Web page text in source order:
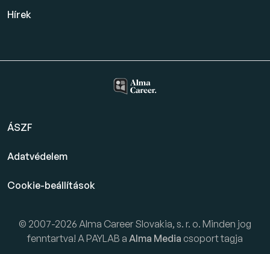
Hírek
ÁSZF
Adatvédelem
Cookie-beállítások
© 2007-2026 Alma Career Slovakia, s. r. o. Minden jog
fenntartva! A PAYLAB a Alma Media csoport tagja